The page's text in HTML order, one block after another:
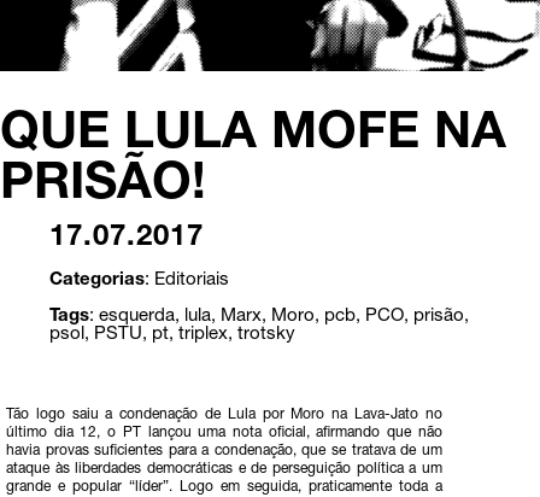
QUE LULA MOFE NA
PRISÃO!
17.07.2017
Categorias: Editoriais
Tags: esquerda, lula, Marx, Moro, pcb, PCO, prisão,
psol, PSTU, pt, triplex, trotsky
Tão logo saiu a condenação de Lula por Moro na Lava-Jato no
último dia 12, o PT lançou uma nota oficial, afirmando que não
havia provas suficientes para a condenação, que se tratava de um
ataque às liberdades democráticas e de perseguição política a um
grande e popular “líder”. Logo em seguida, praticamente toda a